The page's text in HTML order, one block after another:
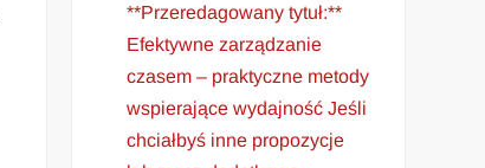
**Przeredagowany tytuł:**
Efektywne zarządzanie
czasem – praktyczne metody
wspierające wydajność Jeśli
chciałbyś inne propozycje